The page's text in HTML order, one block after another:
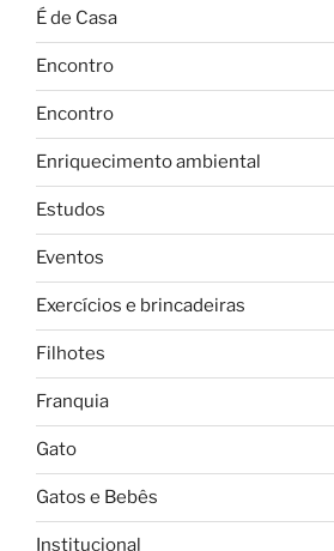
É de Casa
Encontro
Encontro
Enriquecimento ambiental
Estudos
Eventos
Exercícios e brincadeiras
Filhotes
Franquia
Gato
Gatos e Bebês
Institucional